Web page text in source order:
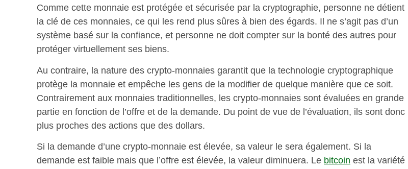
Comme cette monnaie est protégée et sécurisée par la cryptographie, personne ne détient
la clé de ces monnaies, ce qui les rend plus sûres à bien des égards. Il ne s’agit pas d’un
système basé sur la confiance, et personne ne doit compter sur la bonté des autres pour
protéger virtuellement ses biens.
Au contraire, la nature des crypto-monnaies garantit que la technologie cryptographique
protège la monnaie et empêche les gens de la modifier de quelque manière que ce soit.
Contrairement aux monnaies traditionnelles, les crypto-monnaies sont évaluées en grande
partie en fonction de l’offre et de la demande. Du point de vue de l’évaluation, ils sont donc
plus proches des actions que des dollars.
Si la demande d’une crypto-monnaie est élevée, sa valeur le sera également. Si la
demande est faible mais que l’offre est élevée, la valeur diminuera. Le bitcoin est la variété